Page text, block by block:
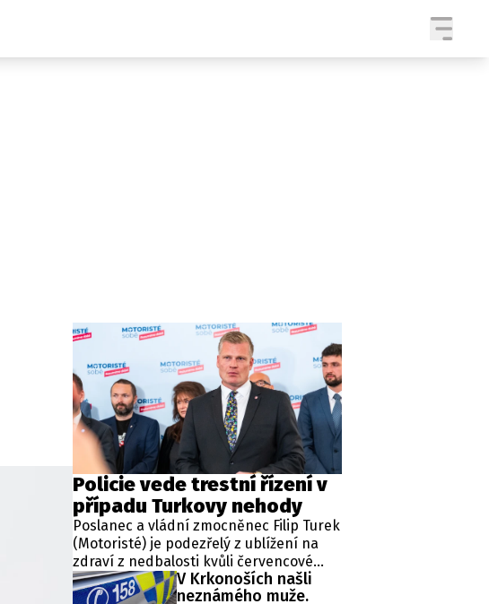
Volná místa
054
SLEDUJTE NÁS NA
příběh, fotografie, videa?
Policie vede trestní řízení v
případu Turkovy nehody
Poslanec a vládní zmocněnec Filip Turek
(Motoristé) je podezřelý z ublížení na
zdraví z nedbalosti kvůli červencové
dopravní nehodě v Praze. Policie v
případu zahájila trestní řízení a zároveň
V Krkonoších našli
neznámého muže.